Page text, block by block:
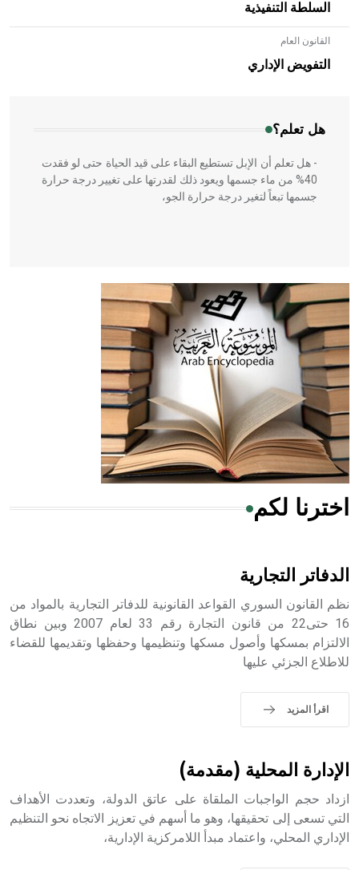
السلطة التنفيذية
القانون العام
التفويض الإداري
هل تعلم؟
- هل تعلم أن الأبلق نوع من الفنون الهندسية التي ارتبطت
بالعمارة الإسلامية في بلاد الشام ومصر خاصة، حيث يحرص
المعمار على بناء مداميكه وخاصة في الواجهات
- هل تعلم أن الإبل تستطيع البقاء على قيد الحياة حتى لو فقدت
40% من ماء جسمها ويعود ذلك لقدرتها على تغيير درجة حرارة
جسمها تبعاً لتغير درجة حرارة الجو،
- هل تعلم أن أبقراط كتب في الطب أربعة مؤلفات هي:
الحكم، الأدلة، تنظيم التغذية، ورسالته في جروح الرأس. ويعود
له الفضل بأنه حرر الطب من الدين والفلسفة.
- هل تعلم أن المرجان إفراز حيواني يتكون في البحر ويتركب
من مادة كربونات الكلسيوم، وهو أحمر أو شديد الحمرة وهو
أجود أنواعه، ويمتاز بكبر الحجم ويسمى الش
هل تعلم أن الأبسيد كلمة فرنسية اللفظ تم اعتمادها مصطلحاً
- هل تعلم أن أبجر Abgar اسم معروف جيداً يعود إلى عدد من
الملوك الذين حكموا مدينة إديسا (الرها) من أبجر الأول وحتى
sign تكتب منفصلة غير متصلة، وتعتمد المبدأ الأكوروفوني،
حيث تقتصر القيمة الصوتية للعلامة الك
اخترنا لكم
الدفاتر التجارية
نظم القانون السوري القواعد القانونية للدفاتر التجارية بالمواد من
16 حتى22 من قانون التجارة رقم 33 لعام 2007 وبين نطاق
الالتزام بمسكها وأصول مسكها وتنظيمها وحفظها وتقديمها للقضاء
للاطلاع الجزئي عليها
اقرأ المزيد
الإدارة المحلية (مقدمة)
ازداد حجم الواجبات الملقاة على عاتق الدولة، وتعددت الأهداف
التي تسعى إلى تحقيقها، وهو ما أسهم في تعزيز الاتجاه نحو التنظيم
الإداري المحلي، واعتماد مبدأ اللامركزية الإدارية،